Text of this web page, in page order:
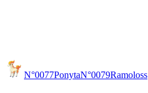
N°0077PonytaN°0079Ramoloss